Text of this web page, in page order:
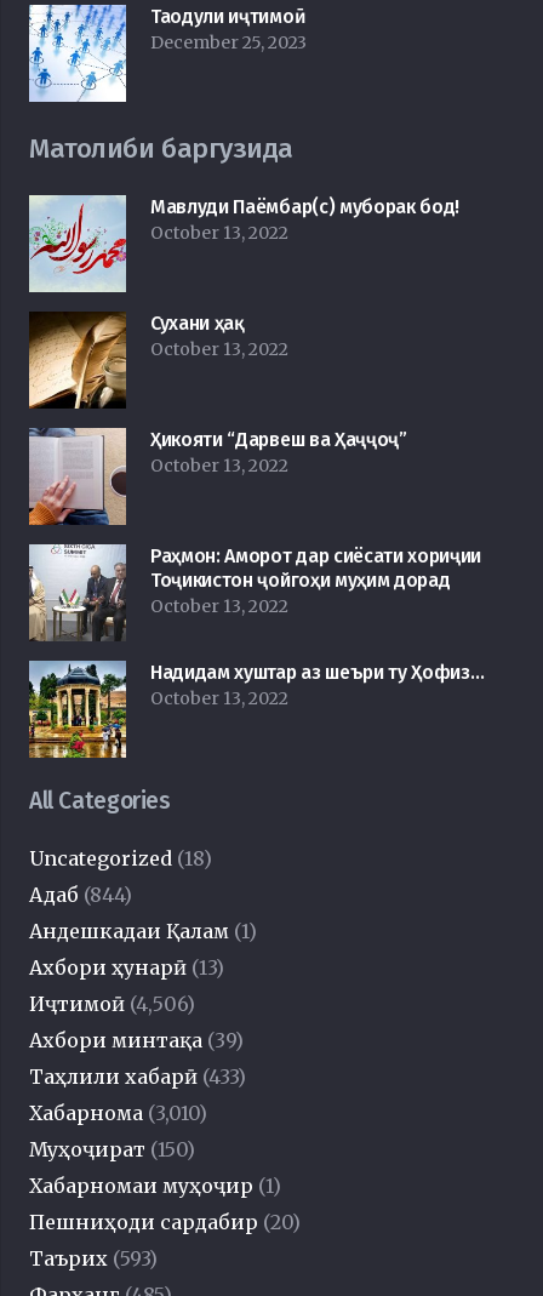
Таодули иҷтимоӣ
December 25, 2023
Матолиби баргузида
Мавлуди Паёмбар(с) муборак бод!
October 13, 2022
Сухани ҳақ
October 13, 2022
Ҳикояти “Дарвеш ва Ҳаҷҷоҷ”
October 13, 2022
Раҳмон: Аморот дар сиёсати хориҷии
Тоҷикистон ҷойгоҳи муҳим дорад
October 13, 2022
Надидам хуштар аз шеъри ту Ҳофиз…
October 13, 2022
All Categories
Uncategorized (18)
Адаб (844)
Андешкадаи Қалам (1)
Ахбори ҳунарӣ (13)
Иҷтимоӣ (4,506)
Ахбори минтақа (39)
Таҳлили хабарӣ (433)
Хабарнома (3,010)
Муҳоҷират (150)
Хабарномаи муҳоҷир (1)
Пешниҳоди сардабир (20)
Таърих (593)